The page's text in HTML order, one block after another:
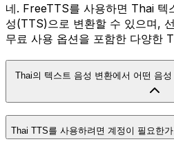
네. FreeTTS를 사용하면 Thai 텍
성(TTS)으로 변환할 수 있으며,
무료 사용 옵션을 포함한 다양한
Thai의 텍스트 음성 변환에서 어떤 음
Thai TTS를 사용하려면 계정이 필요한